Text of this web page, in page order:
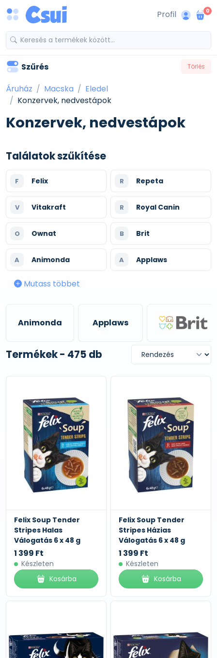
Profil 0
Szűrés Törlés
Áruház Macska
Eledel
Konzervek, nedvestápok
Konzervek, nedvestápok
Találatok szűkítése
F Felix R Repeta
V Vitakraft R Royal Canin
O Ownat B Brit
A Animonda A Applaws
Mutass többet
Animonda Applaws
Termékek - 475 db
Felix Soup Tender
Stripes Halas
Válogatás 6 x 48 g
1 399 Ft
Készleten
Kosárba
Felix Soup Tender
Stripes Házias
Válogatás 6 x 48 g
1 399 Ft
Készleten
Kosárba